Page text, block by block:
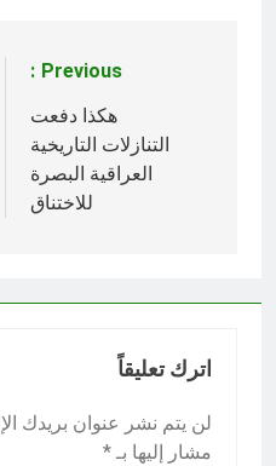
المقالات
Previous:
هكذا دفعت
التنازلات التاريخية
العراقية البصرة
للاختناق
اترك تعليقاً
لن يتم نشر عنوان بريدك
مشار إليها بـ *